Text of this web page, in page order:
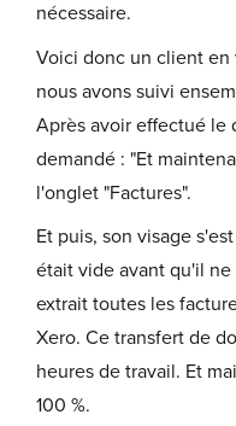
nécessaire.
Voici donc un client en
nous avons suivi
Après avoir effectué le
demandé : "Et
l'onglet "Factures".
Et puis, son visage
était vide avant qu'il
extrait toutes les
Xero. Ce transfert de
heures de travail. Et
100 %.